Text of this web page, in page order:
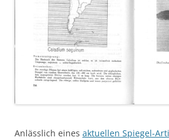
Anlässlich eines aktuellen Spiegel-